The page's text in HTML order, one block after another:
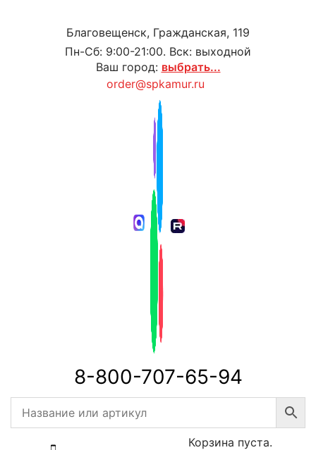
Благовещенск, Гражданская, 119
Пн-Сб: 9:00-21:00. Вск: выходной
Ваш город: выбрать...
order@spkamur.ru
8-800-707-65-94
Корзина пуста.